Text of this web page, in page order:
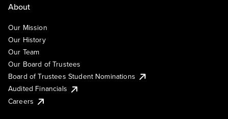
About
Our Mission
Our History
Our Team
Our Board of Trustees
Board of Trustees Student Nominations
Audited Financials
Careers